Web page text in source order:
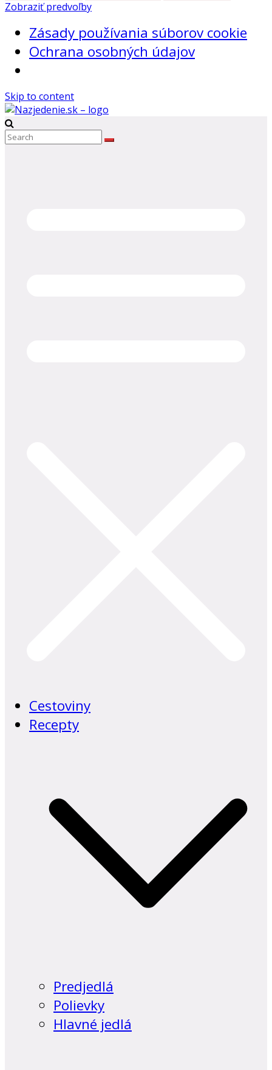
Zobraziť predvoľby
Zásady používania súborov cookie
Ochrana osobných údajov
Skip to content
Cestoviny
Recepty
Predjedlá
Polievky
Hlavné jedlá